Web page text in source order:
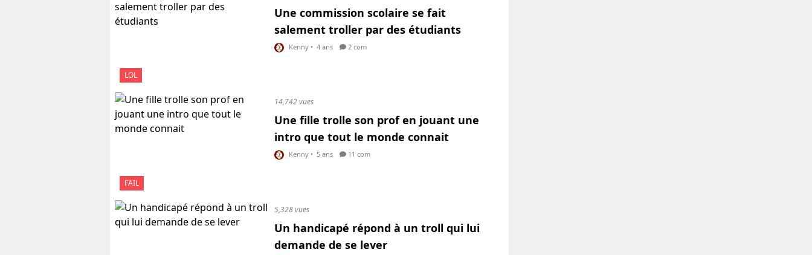
LOL
Une commission scolaire se fait
salement troller par des étudiants
Kenny • 4 ans 2 com
FAIL
14,742 vues
Une fille trolle son prof en jouant une
intro que tout le monde connait
Kenny • 5 ans 11 com
5,328 vues
Un handicapé répond à un troll qui lui
demande de se lever